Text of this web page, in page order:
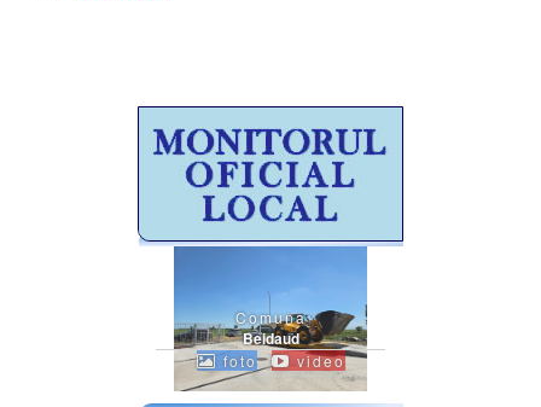
Comuna
Beidaud
foto video